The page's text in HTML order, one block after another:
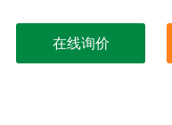
在线询价